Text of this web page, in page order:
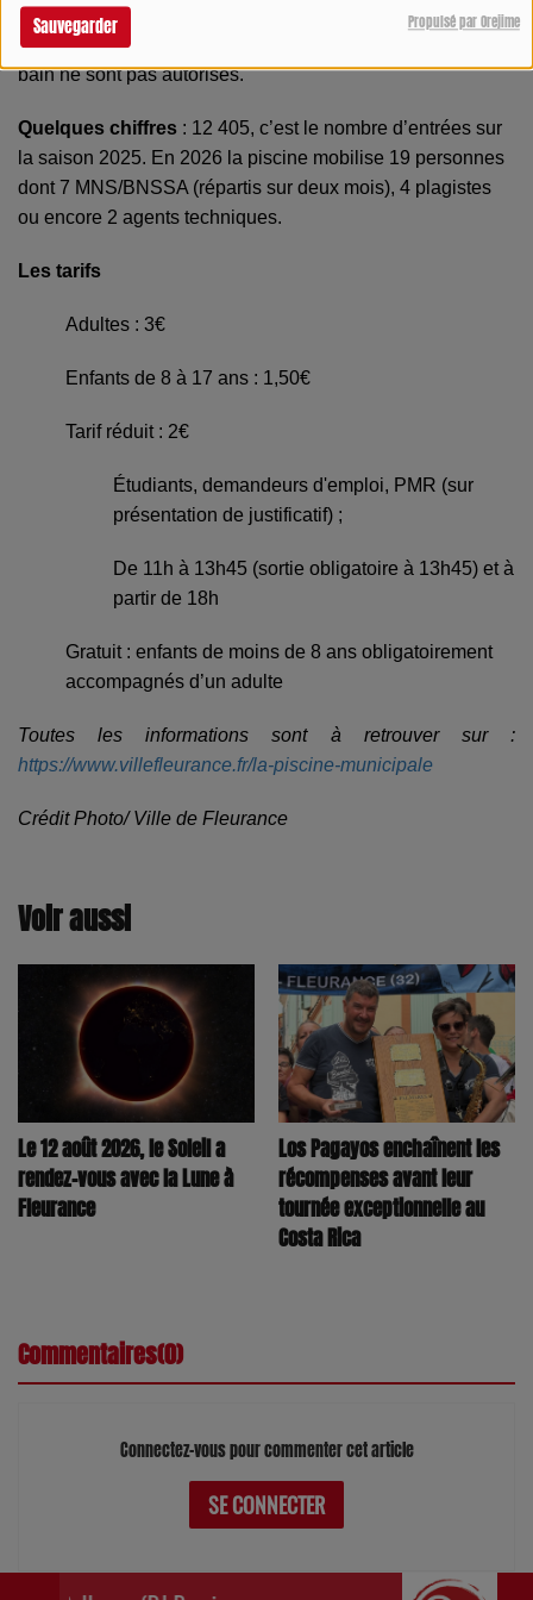
Sauvegarder Propulsé par Orejime
Rappel
: il est interdit de fumer autour et au sein de la
piscine (décret n° 2025-582 du 27/06/2025) et les shorts de
bain ne sont pas autorisés.
Quelques chiffres : 12 405, c’est le nombre d’entrées sur
la saison 2025. En 2026 la piscine mobilise 19 personnes
dont 7 MNS/BNSSA (répartis sur deux mois), 4 plagistes
ou encore 2 agents techniques.
Les tarifs
Adultes : 3€
Enfants de 8 à 17 ans : 1,50€
Tarif réduit : 2€
Étudiants, demandeurs d'emploi, PMR (sur
présentation de justificatif) ;
De 11h à 13h45 (sortie obligatoire à 13h45) et à
partir de 18h
Gratuit : enfants de moins de 8 ans obligatoirement
accompagnés d’un adulte
Toutes les informations sont à retrouver sur :
https://www.villefleurance.fr/la-piscine-municipale
Crédit Photo/ Ville de Fleurance
Voir aussi
Le 12 août 2026, le Soleil a
rendez-vous avec la Lune à
Fleurance
Los Pagayos enchaînent les
récompenses avant leur
tournée exceptionnelle au
Costa Rica
Commentaires(0)
Connectez-vous pour commenter cet article
SE CONNECTER